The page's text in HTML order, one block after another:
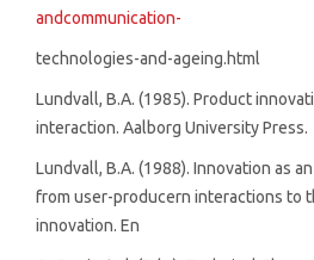
andcommunication-
technologies-and-ageing.html
Lundvall, B.A. (1985). Product
interaction. Aalborg University Press.
Lundvall, B.A. (1988). Innovation as
from user-producern interactions to
innovation. En